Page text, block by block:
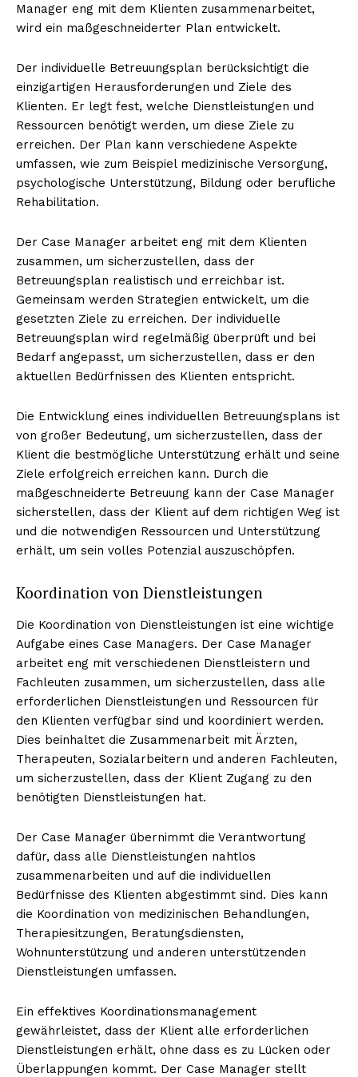
Manager eng mit dem Klienten zusammenarbeitet,
wird ein maßgeschneiderter Plan entwickelt.
Der individuelle Betreuungsplan berücksichtigt die
einzigartigen Herausforderungen und Ziele des
Klienten. Er legt fest, welche Dienstleistungen und
Ressourcen benötigt werden, um diese Ziele zu
erreichen. Der Plan kann verschiedene Aspekte
umfassen, wie zum Beispiel medizinische Versorgung,
psychologische Unterstützung, Bildung oder berufliche
Rehabilitation.
Der Case Manager arbeitet eng mit dem Klienten
zusammen, um sicherzustellen, dass der
Betreuungsplan realistisch und erreichbar ist.
Gemeinsam werden Strategien entwickelt, um die
gesetzten Ziele zu erreichen. Der individuelle
Betreuungsplan wird regelmäßig überprüft und bei
Bedarf angepasst, um sicherzustellen, dass er den
aktuellen Bedürfnissen des Klienten entspricht.
Die Entwicklung eines individuellen Betreuungsplans ist
von großer Bedeutung, um sicherzustellen, dass der
Klient die bestmögliche Unterstützung erhält und seine
Ziele erfolgreich erreichen kann. Durch die
maßgeschneiderte Betreuung kann der Case Manager
sicherstellen, dass der Klient auf dem richtigen Weg ist
und die notwendigen Ressourcen und Unterstützung
erhält, um sein volles Potenzial auszuschöpfen.
Koordination von Dienstleistungen
Die Koordination von Dienstleistungen ist eine wichtige
Aufgabe eines Case Managers. Der Case Manager
arbeitet eng mit verschiedenen Dienstleistern und
Fachleuten zusammen, um sicherzustellen, dass alle
erforderlichen Dienstleistungen und Ressourcen für
den Klienten verfügbar sind und koordiniert werden.
Dies beinhaltet die Zusammenarbeit mit Ärzten,
Therapeuten, Sozialarbeitern und anderen Fachleuten,
um sicherzustellen, dass der Klient Zugang zu den
benötigten Dienstleistungen hat.
Der Case Manager übernimmt die Verantwortung
dafür, dass alle Dienstleistungen nahtlos
zusammenarbeiten und auf die individuellen
Bedürfnisse des Klienten abgestimmt sind. Dies kann
die Koordination von medizinischen Behandlungen,
Therapiesitzungen, Beratungsdiensten,
Wohnunterstützung und anderen unterstützenden
Dienstleistungen umfassen.
Ein effektives Koordinationsmanagement
gewährleistet, dass der Klient alle erforderlichen
Dienstleistungen erhält, ohne dass es zu Lücken oder
Überlappungen kommt. Der Case Manager stellt